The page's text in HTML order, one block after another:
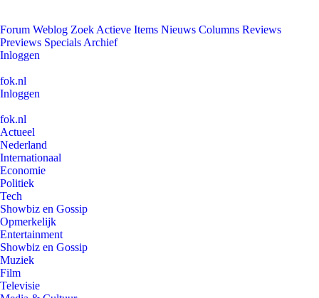
Forum Weblog Zoek Actieve Items Nieuws Columns Reviews
Previews Specials Archief
Inloggen
fok.nl
Inloggen
fok.nl
Actueel
Nederland
Internationaal
Economie
Politiek
Tech
Showbiz en Gossip
Opmerkelijk
Entertainment
Showbiz en Gossip
Muziek
Film
Televisie